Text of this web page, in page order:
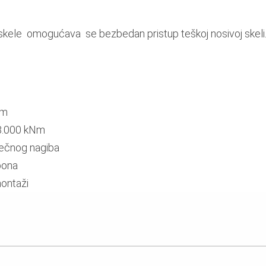
omogućava se bezbedan pristup teškoj nosivoj skeli.
kNm
nagiba